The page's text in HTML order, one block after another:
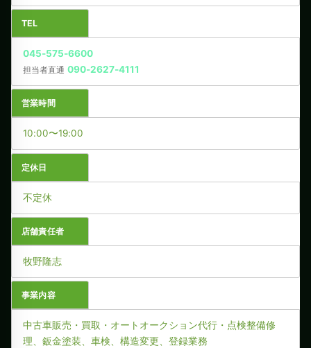
TEL
045-575-6600
担当者直通 090-2627-4111
営業時間
10:00〜19:00
定休日
不定休
店舗責任者
牧野隆志
事業内容
中古車販売・買取・オートオークション代行・点検整備修
理、鈑金塗装、車検、構造変更、登録業務